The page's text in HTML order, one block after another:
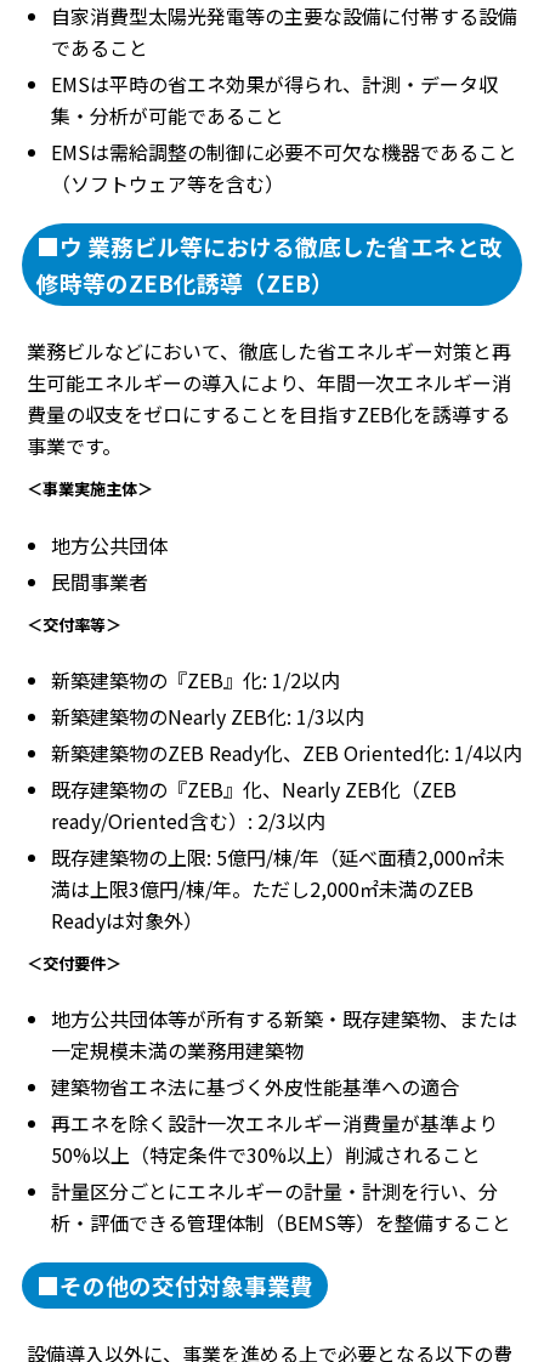
自家消費型太陽光発電等の主要な設備に付帯する設備
であること
EMSは平時の省エネ効果が得られ、計測・データ収
集・分析が可能であること
EMSは需給調整の制御に必要不可欠な機器であること
（ソフトウェア等を含む）
■ウ 業務ビル等における徹底した省エネと改
修時等のZEB化誘導（ZEB）
業務ビルなどにおいて、徹底した省エネルギー対策と再
生可能エネルギーの導入により、年間一次エネルギー消
費量の収支をゼロにすることを目指すZEB化を誘導する
事業です。
＜事業実施主体＞
地方公共団体
民間事業者
＜交付率等＞
新築建築物の『ZEB』化: 1/2以内
新築建築物のNearly ZEB化: 1/3以内
新築建築物のZEB Ready化、ZEB Oriented化: 1/4以内
既存建築物の『ZEB』化、Nearly ZEB化（ZEB
ready/Oriented含む）: 2/3以内
既存建築物の上限: 5億円/棟/年（延べ面積2,000㎡未
満は上限3億円/棟/年。ただし2,000㎡未満のZEB
Readyは対象外）
＜交付要件＞
地方公共団体等が所有する新築・既存建築物、または
一定規模未満の業務用建築物
建築物省エネ法に基づく外皮性能基準への適合
再エネを除く設計一次エネルギー消費量が基準より
50%以上（特定条件で30%以上）削減されること
計量区分ごとにエネルギーの計量・計測を行い、分
析・評価できる管理体制（BEMS等）を整備すること
■その他の交付対象事業費
設備導入以外に、事業を進める上で必要となる以下の費